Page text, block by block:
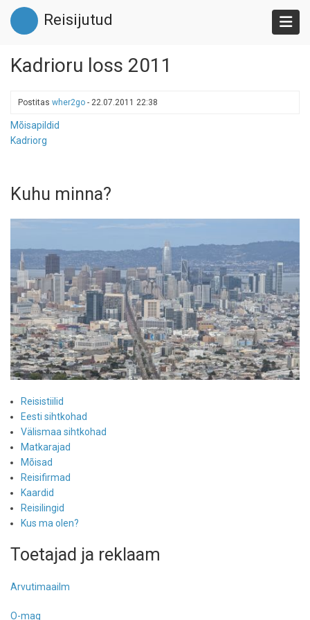
Liigu
edasi
põhisisu
Reisijutud
Kadrioru loss 2011
Postitas wher2go - 22.07.2011 22:38
Mõisapildid
Kadriorg
Kuhu minna?
Reisistiilid
Eesti sihtkohad
Välismaa sihtkohad
Matkarajad
Mõisad
Reisifirmad
Kaardid
Reisilingid
Kus ma olen?
Toetajad ja reklaam
Arvutimaailm
O-mag